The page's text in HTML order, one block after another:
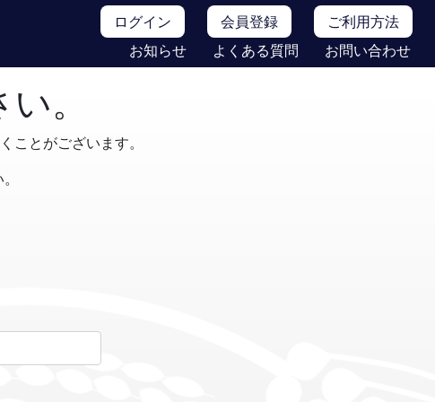
ログイン 会員登録
ご利用方法
お知らせ
よくある質問 お問い合わせ
。
ことがございます。